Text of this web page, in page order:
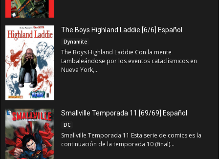
The Boys Highland Laddie [6/6] Español
Dynamite
The Boys Highland Laddie Con la mente
tambaleándose por los eventos cataclísmicos en
Nueva York,...
Smallville Temporada 11 [69/69] Español
DC
Smallville Temporada 11 Esta serie de comics es la
continuación de la temporada 10 (final)...